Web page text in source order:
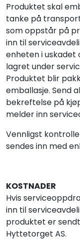
Produktet skal
tanke på
som oppstår på
inn til
enheten i uskadet
lagret under
Produktet blir
emballasje. Send
bekreftelse på
melder inn
Vennligst
sendes inn med
KOSTNADER
Hvis
inn til
produktet er
Hyttetorget AS.